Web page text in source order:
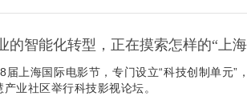
的智能化转型，正在摸索怎样的“上海
届上海国际电影节，专门设立“科技创制单元”
业社区举行科技影视论坛。